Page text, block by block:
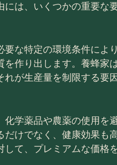
は、いくつかの重要な
な特定の環境条件によ
作り出します。養蜂家
が生産量を制限する要
学薬品や農薬の使用を
けでなく、健康効果も
て、プレミアムな価格